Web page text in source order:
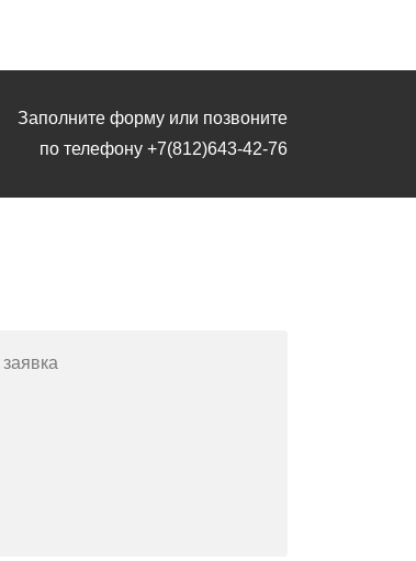
Заполните форму или позвоните
по телефону +7(812)643-42-76